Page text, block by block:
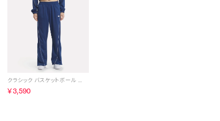
クラシック バスケットボール トラックパンツ / CL CS BBALL TP （ブルー）
￥3,590